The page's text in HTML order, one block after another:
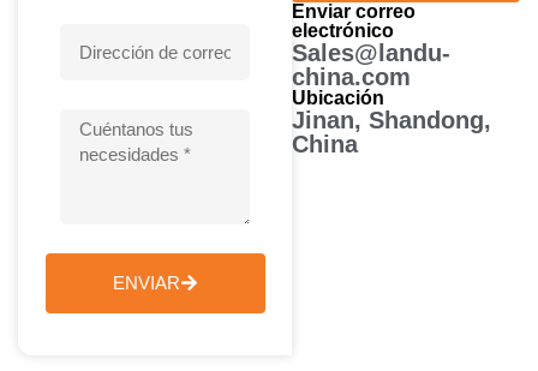
ENVIAR
Enviar correo
electrónico
Sales@landu-
china.com
Ubicación
Jinan, Shandong,
China